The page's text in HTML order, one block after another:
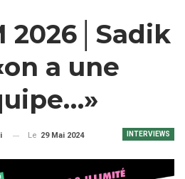
2026│Sadik
a une
INTERVIEWS
Le 29 Mai 2024